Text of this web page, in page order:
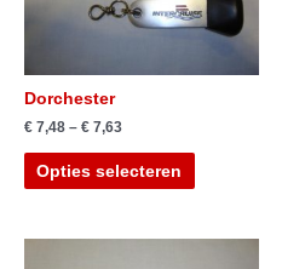
Dorchester
€ 7,48 – € 7,63
Opties selecteren